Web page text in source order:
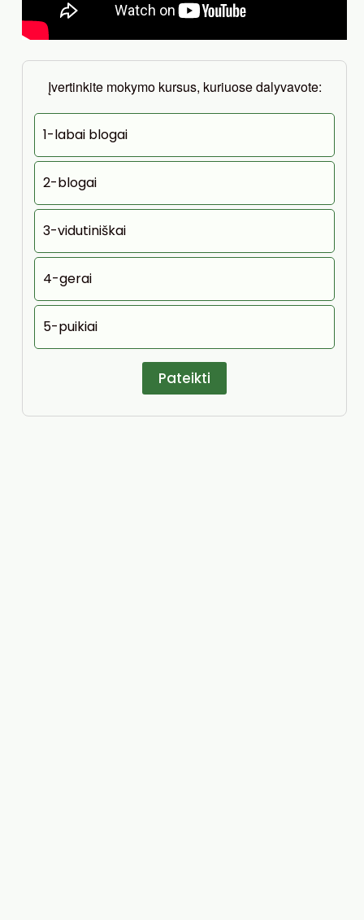
Įvertinkite mokymo kursus, kuriuose dalyvavote:
1-labai blogai
2-blogai
3-vidutiniškai
4-gerai
5-puikiai